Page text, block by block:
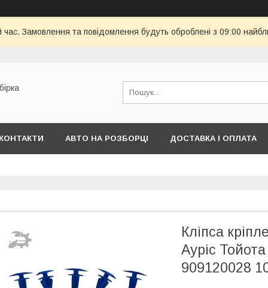
час. Замовлення та повідомлення будуть оброблені з 09:00
КОНТАКТИ АВТО НА РОЗБОРЦІ ДОСТАВКА І ОПЛАТА
Кліпса
Ауріс
909120028